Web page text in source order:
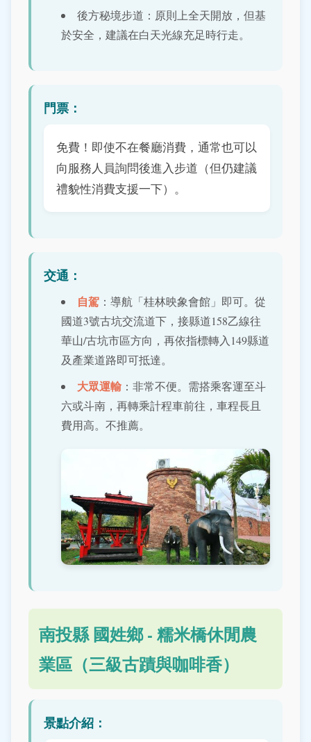
後方秘境步道：原則上全天開放，但基
於安全，建議在白天光線充足時行走。
門票：
免費！即使不在餐廳消費，通常也可以
向服務人員詢問後進入步道（但仍建議
禮貌性消費支援一下）。
交通：
自駕 ：導航「桂林映象會館」即可。從
國道3號古坑交流道下，接縣道158乙線往
華山/古坑市區方向，再依指標轉入149縣道
及產業道路即可抵達。
大眾運輸 ：非常不便。需搭乘客運至斗
六或斗南，再轉乘計程車前往，車程長且
費用高。不推薦。
南投縣 國姓鄉 - 糯米橋休閒農
業區（三級古蹟與咖啡香）
景點介紹：